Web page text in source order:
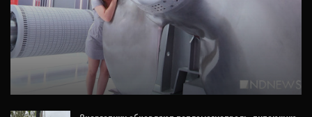
ВИДЕО
Потушить пожар и покрутить 10-тонный
винт – чем заняться на «Иннопроме»
(ВИДЕО)